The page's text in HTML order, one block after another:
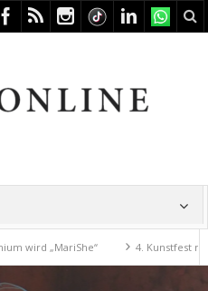
4. Kunstfest macht Zeitz